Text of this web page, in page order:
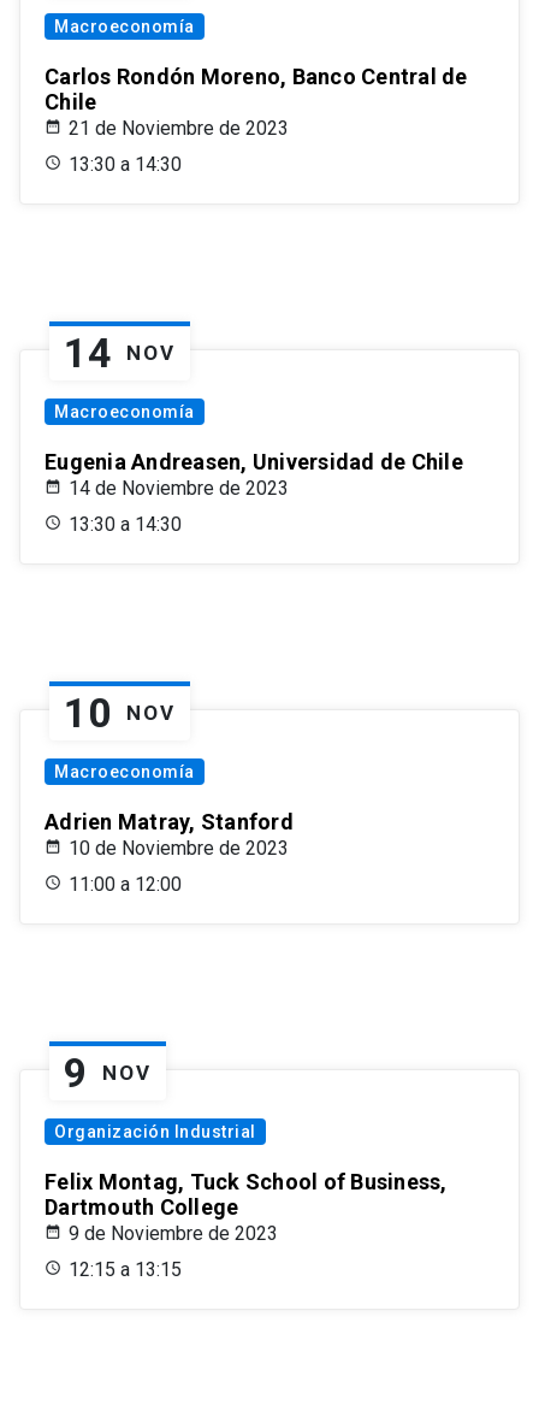
Macroeconomía
Carlos Rondón Moreno, Banco Central de
Chile
21 de Noviembre de 2023
13:30 a 14:30
14 NOV
Macroeconomía
Eugenia Andreasen, Universidad de Chile
14 de Noviembre de 2023
13:30 a 14:30
10 NOV
Macroeconomía
Adrien Matray, Stanford
10 de Noviembre de 2023
11:00 a 12:00
9 NOV
Organización Industrial
Felix Montag, Tuck School of Business,
Dartmouth College
9 de Noviembre de 2023
12:15 a 13:15